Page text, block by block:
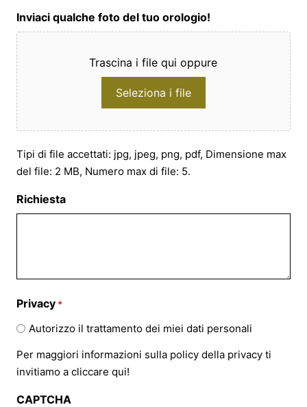
Inviaci qualche foto del tuo orologio!
Trascina i file qui oppure
Seleziona i file
Tipi di file accettati: jpg, jpeg, png, pdf, Dimensione max
del file: 2 MB, Numero max di file: 5.
Richiesta
Privacy *
Autorizzo il trattamento dei miei dati personali
Per maggiori informazioni sulla policy della privacy ti
invitiamo a cliccare qui!
CAPTCHA